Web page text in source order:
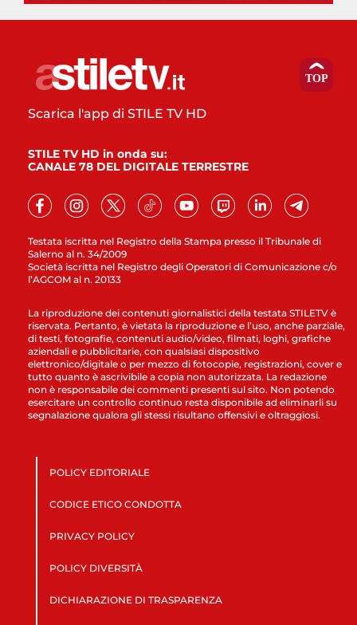
Testata iscritta nel Registro della Stampa presso il Tribunale di
Salerno al n. 34/2009
Società iscritta nel Registro degli Operatori di Comunicazione c/o
l’AGCOM al n. 20133
Scarica l'app di STILE TV HD
STILE TV HD in onda su:
CANALE 78 DEL DIGITALE TERRESTRE
La riproduzione dei contenuti giornalistici della testata STILETV è
riservata. Pertanto, è vietata la riproduzione e l’uso, anche parziale,
di testi, fotografie, contenuti audio/video, filmati, loghi, grafiche
aziendali e pubblicitarie, con qualsiasi dispositivo
elettronico/digitale o per mezzo di fotocopie, registrazioni, cover e
tutto quanto è ascrivibile a copia non autorizzata. La redazione
non è responsabile dei commenti presenti sul sito. Non potendo
esercitare un controllo continuo resta disponibile ad eliminarli su
segnalazione qualora gli stessi risultano offensivi e oltraggiosi.
POLICY EDITORIALE
CODICE ETICO CONDOTTA
PRIVACY POLICY
POLICY DIVERSITÀ
DICHIARAZIONE DI TRASPARENZA